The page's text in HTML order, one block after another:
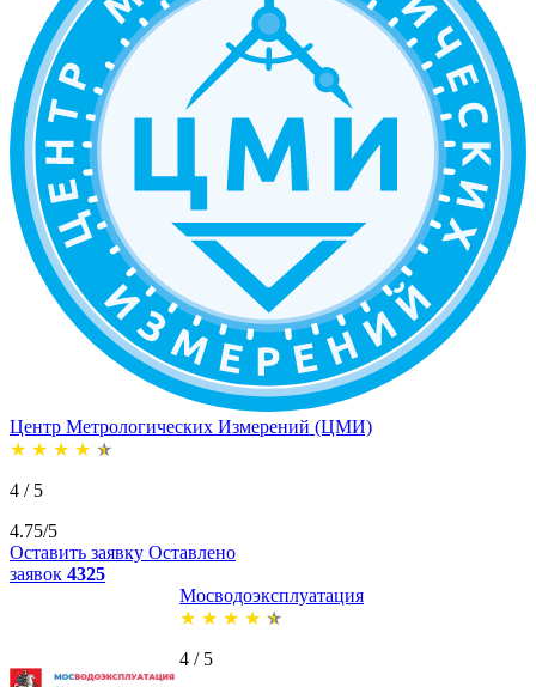
Центр Метрологических Измерений (ЦМИ)
★ ★ ★ ★ ★
4 / 5
4.75/5
Оставить заявку Оставлено
заявок 4325
Мосводоэксплуатация
★ ★ ★ ★ ★
4 / 5